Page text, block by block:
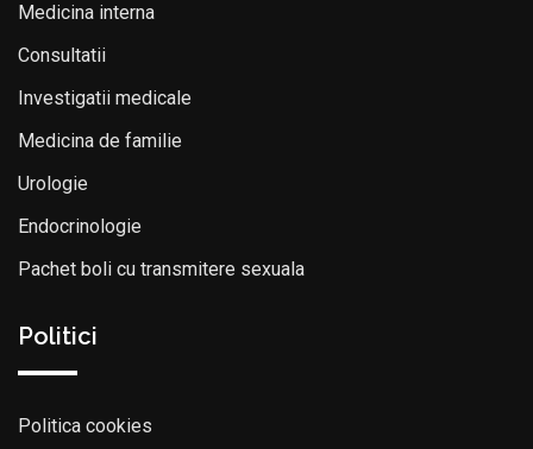
Medicina interna
Consultatii
Investigatii medicale
Medicina de familie
Urologie
Endocrinologie
Pachet boli cu transmitere sexuala
Politici
Politica cookies